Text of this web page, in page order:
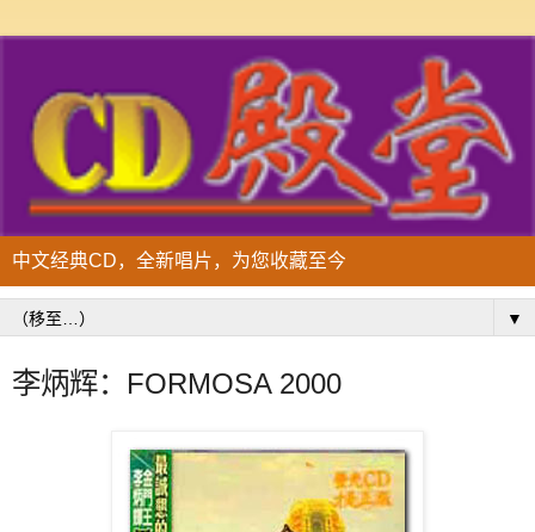
中文经典CD，全新唱片，为您收藏至今
▼
李炳辉：FORMOSA 2000